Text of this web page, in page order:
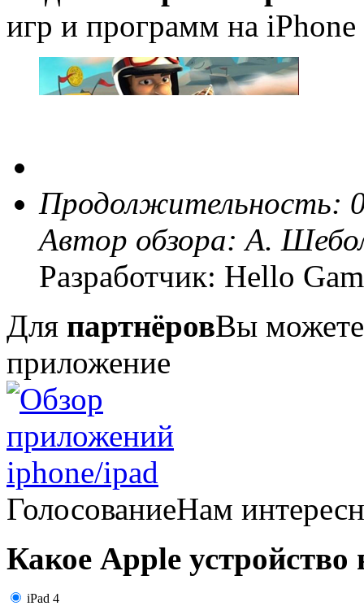
игр и программ на
Продолжительность:
Автор обзора:А.
Разработчик: Hello
Для партнёровВы можете
приложение
ГолосованиеНам
Какое Apple устройство
iPad 4